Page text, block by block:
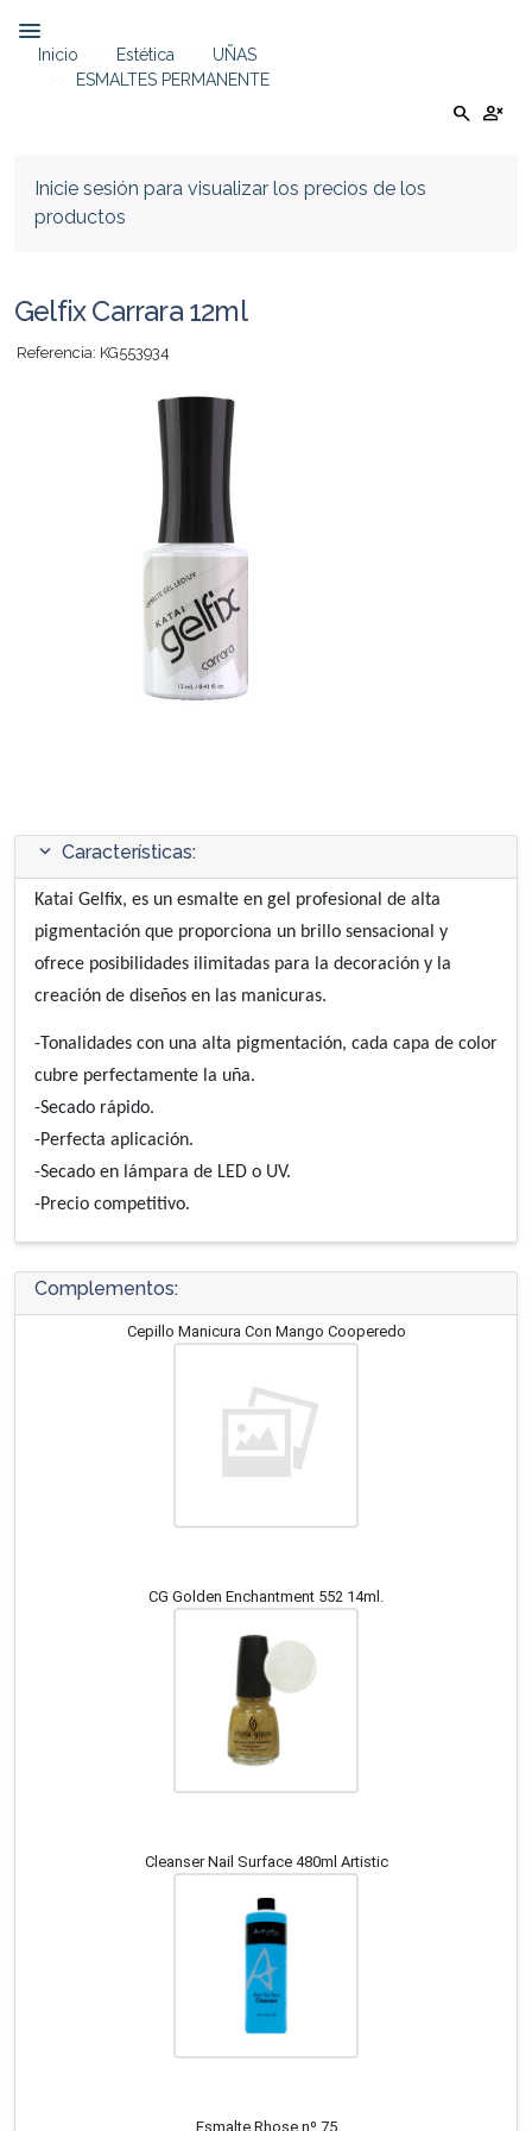
Inicio Estética
UÑAS
ESMALTES PERMANENTE
search person_cancel
Inicie sesión para visualizar los precios de los
productos
Gelfix Carrara 12ml
Referencia: KG553934
expand_more Características:
Katai Gelfix, es un esmalte en gel profesional de alta
pigmentación que proporciona un brillo sensacional y
ofrece posibilidades ilimitadas para la decoración y la
creación de diseños en las manicuras.
-Tonalidades con una alta pigmentación, cada capa de color
cubre perfectamente la uña.
-Secado rápido.
-Perfecta aplicación.
-Secado en lámpara de LED o UV.
-Precio competitivo.
Complementos:
Cepillo Manicura Con Mango Cooperedo
CG Golden Enchantment 552 14ml.
Cleanser Nail Surface 480ml Artistic
Esmalte Rhose nº 75